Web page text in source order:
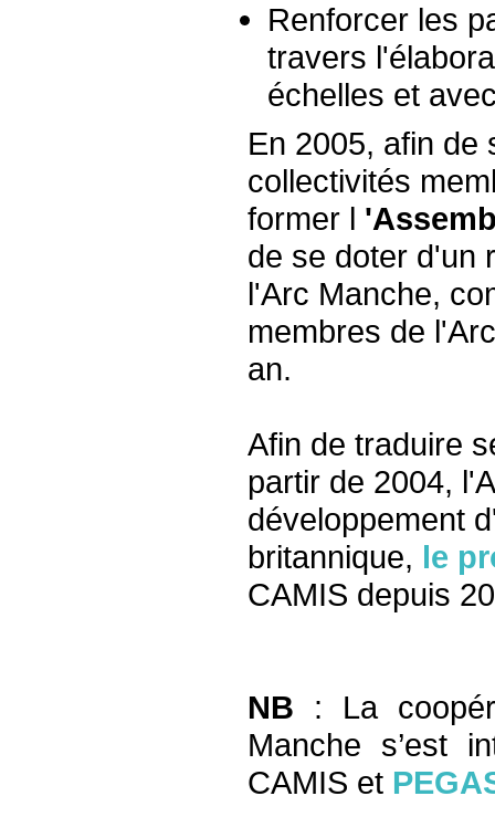
Renforcer les
travers
échelles et
En 2005, afin de
collectivités
former l
de se doter d'un
l'Arc Manche,
membres de
an.
Afin de traduire
partir de 2004,
développement
britannique, le
CAMIS depuis
NB : La
Manche s’est
CAMIS et